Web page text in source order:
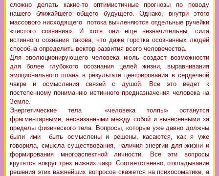
сложно делать какие-то оптимистичные прогнозы по поводу
нашего ближайшего общего будущего. Однако, внутри этого
массового нисходящего потока вычленяются отдельные ручейки
«чистого сознания». И хотя они еще незначительны, сила
истинного сознания такова, что даже горстка осознанных людей
способна определить вектор развития всего человечества.
Для эволюционирующего человека июль создаст возможности
для более глубокого осознания целей жизни, выравнивания
эмоционального плана в результате центрирования в сердечной
чакре и осмысления связей с душой. Все это ведет к
постепенному пониманию истинного предназначения человека на
Земле.
Энергетические тела «человека толпы» останутся
фрагментарными, несвязанными между собой и вынесенными за
пределы физического тела. Вопросы, которые уже давно должны
были ими быть осмыслены и решены, касаются, как я уже
говорила, смысла существования, наличия энергии для жизни и
формирования многоаспектной личности. Все эти вопросы
крутятся вокруг трех нижних чакр. Соответственно, откладывание
решения этих важнейших вопросов скажется на психосоматике, а